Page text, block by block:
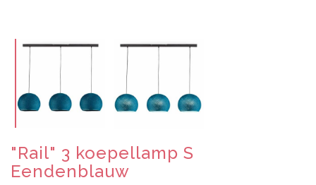
"Rail" 3 koepellamp S
Eendenblauw